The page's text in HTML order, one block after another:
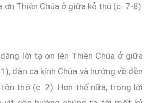
ơn Thiên Chúa ở giữa kẻ thù (c. 7-8)
lời tạ ơn lên Thiên Chúa ở giữa
đàn ca kính Chúa và hướng về đền
thờ (c. 2). Hơn thế nữa, trong lời